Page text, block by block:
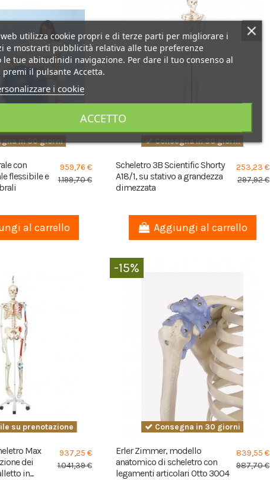
in 30 giorni
con
flessibile e
959,76 €
1.199,70 €
al carrello
Consegna in 30 giorni
Scheletro 3B Scientific Shorty
A18/1, su stativo a grandezza
dimezzata
253,23 €
297,92 €
Aggiungi al carrello
su prenotazione
Max
dei
in...
937,25 €
1.041,39 €
-15%
Consegna in 30 giorni
Erler Zimmer, modello
anatomico di scheletro con
legamenti articolari Otto 3004
839,55 €
987,70 €
utilizza cookie propri e di terze parti per migliorare i
e mostrarti pubblicità relativa alle tue preferenze
le tue abitudinidi navigazione. Per dare il tuo consenso al
premi il pulsante Accetta.
i cookie
ACCETTO